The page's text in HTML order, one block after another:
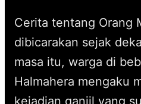
Cerita tentang Orang
dibicarakan sejak
masa itu, warga di
Halmahera mengaku
kejadian ganjil yang